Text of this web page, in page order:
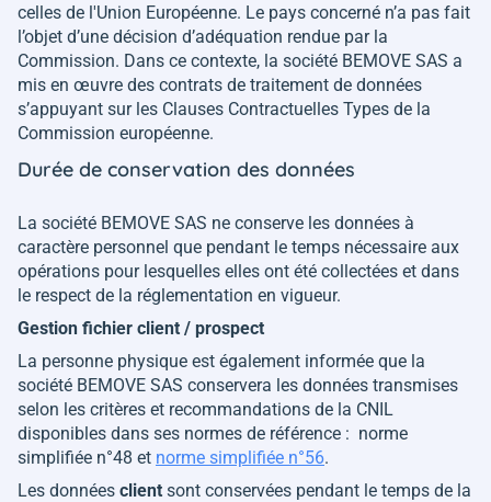
celles de l'Union Européenne. Le pays concerné n’a pas fait
l’objet d’une décision d’adéquation rendue par la
Commission. Dans ce contexte, la société BEMOVE SAS a
mis en œuvre des contrats de traitement de données
s’appuyant sur les Clauses Contractuelles Types de la
Commission européenne.
Durée de conservation des données
La société BEMOVE SAS ne conserve les données à
caractère personnel que pendant le temps nécessaire aux
opérations pour lesquelles elles ont été collectées et dans
le respect de la réglementation en vigueur.
Gestion fichier client / prospect
La personne physique est également informée que la
société BEMOVE SAS conservera les données transmises
selon les critères et recommandations de la CNIL
disponibles dans ses normes de référence : norme
simplifiée n°48 et norme simplifiée n°56.
Les données client sont conservées pendant le temps de la